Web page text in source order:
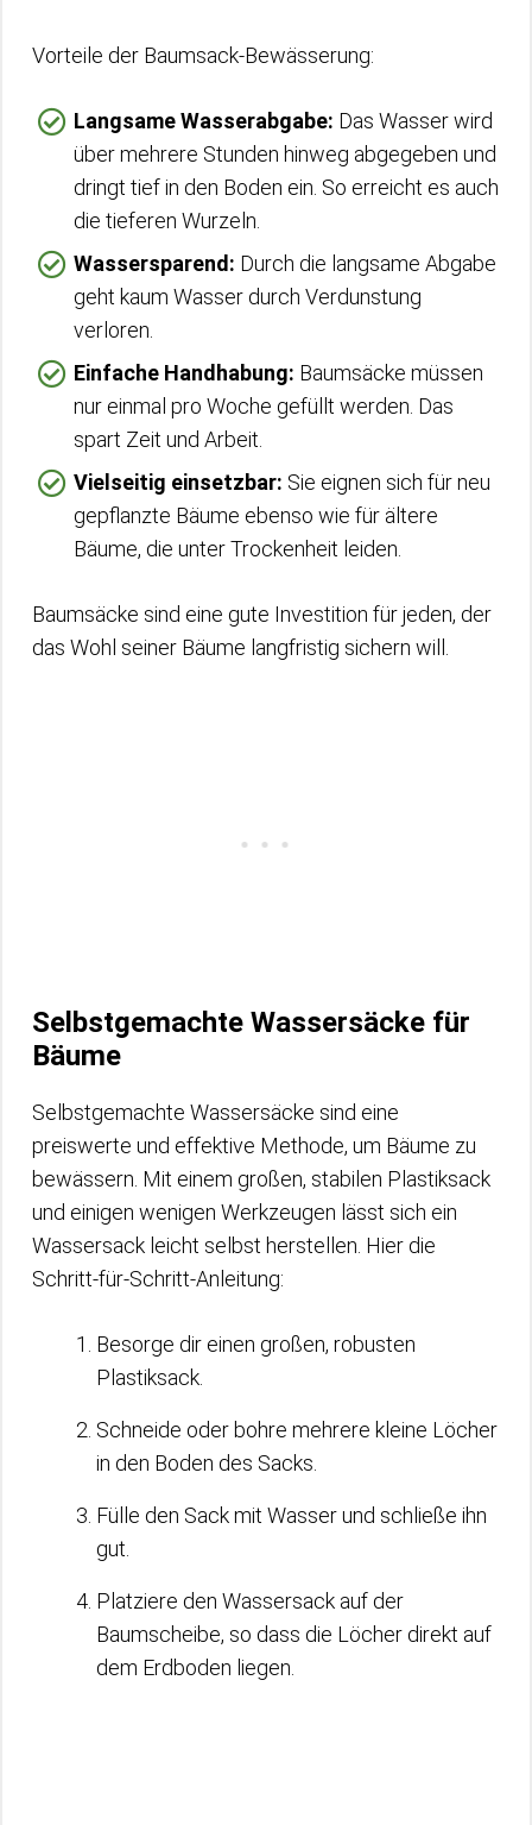
Vorteile der Baumsack-Bewässerung:
Langsame Wasserabgabe: Das Wasser wird
über mehrere Stunden hinweg abgegeben und
dringt tief in den Boden ein. So erreicht es auch
die tieferen Wurzeln.
Wassersparend: Durch die langsame Abgabe
geht kaum Wasser durch Verdunstung
verloren.
Einfache Handhabung: Baumsäcke müssen
nur einmal pro Woche gefüllt werden. Das
spart Zeit und Arbeit.
Vielseitig einsetzbar: Sie eignen sich für neu
gepflanzte Bäume ebenso wie für ältere
Bäume, die unter Trockenheit leiden.
Baumsäcke sind eine gute Investition für jeden, der
das Wohl seiner Bäume langfristig sichern will.
Selbstgemachte Wassersäcke für
Bäume
Selbstgemachte Wassersäcke sind eine
preiswerte und effektive Methode, um Bäume zu
bewässern. Mit einem großen, stabilen Plastiksack
und einigen wenigen Werkzeugen lässt sich ein
Wassersack leicht selbst herstellen. Hier die
Schritt-für-Schritt-Anleitung:
Besorge dir einen großen, robusten
Plastiksack.
Schneide oder bohre mehrere kleine Löcher
in den Boden des Sacks.
Fülle den Sack mit Wasser und schließe ihn
gut.
Platziere den Wassersack auf der
Baumscheibe, so dass die Löcher direkt auf
dem Erdboden liegen.